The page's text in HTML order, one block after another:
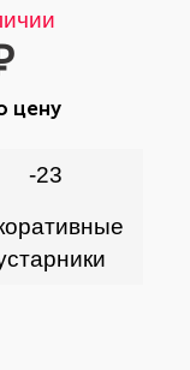
цену
-23